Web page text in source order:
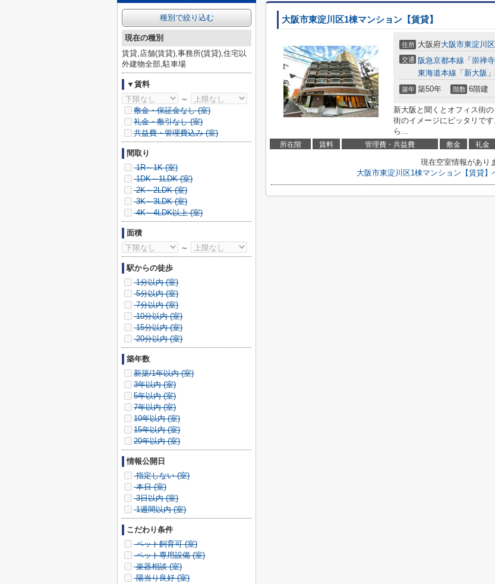
大阪市東淀川区1棟マンション【賃貸】
住所 大阪府大阪市東淀川区
交通 阪急京都本線 「 崇禅寺
東海道本線 「 新大阪
築年 築50年 階数 6階建
新大阪と聞くとオフィス街
街のイメージにピッタリで
ら...
所在階 賃料 管理費・共益費 敷金 礼金
現在空室情報があり
大阪市東淀川区1棟マンション【賃貸
種別で絞り込む
現在の種別
賃貸,店舗(賃貸),事務所(賃貸),住宅以
外建物全部,駐車場
▼賃料
～
敷金・保証金なし (室)
礼金・敷引なし (室)
共益費・管理費込み (室)
間取り
1R～1K (室)
1DK～1LDK (室)
2K～2LDK (室)
3K～3LDK (室)
4K～4LDK以上 (室)
面積
～
駅からの徒歩
1分以内 (室)
5分以内 (室)
7分以内 (室)
10分以内 (室)
15分以内 (室)
20分以内 (室)
築年数
新築/1年以内 (室)
3年以内 (室)
5年以内 (室)
7年以内 (室)
10年以内 (室)
15年以内 (室)
20年以内 (室)
情報公開日
指定しない (室)
本日 (室)
3日以内 (室)
1週間以内 (室)
こだわり条件
ペット飼育可 (室)
ペット専用設備 (室)
楽器相談 (室)
陽当り良好 (室)